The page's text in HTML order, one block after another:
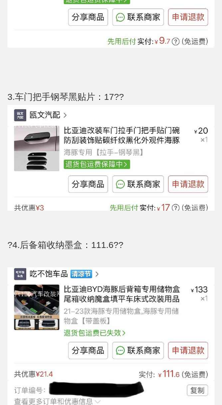
3.车门把手钢琴黑贴片：17??
?4.后备箱收纳墨盒：111.6??